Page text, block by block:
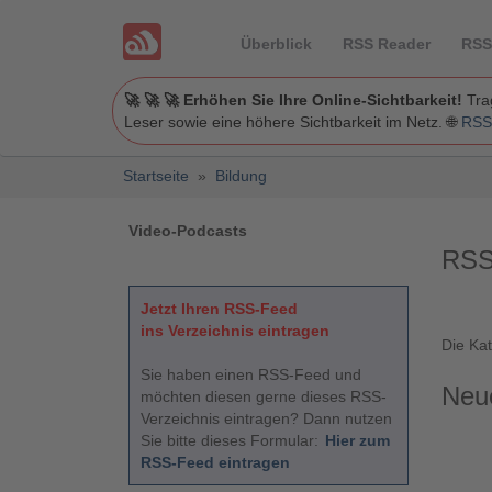
Überblick RSS Reader
🚀 🚀 🚀 Erhöhen Sie Ihre Online-Sichtbarkeit!
Leser sowie eine höhere Sichtbarkeit im Netz. 🌐
Startseite » Bildung
Video-Podcasts
Jetzt Ihren RSS-Feed
ins Verzeichnis eintragen
Sie haben einen RSS-Feed und
möchten diesen gerne dieses RSS-
Verzeichnis eintragen? Dann nutzen
Sie bitte dieses Formular: Hier zum
RSS-Feed eintragen
Die